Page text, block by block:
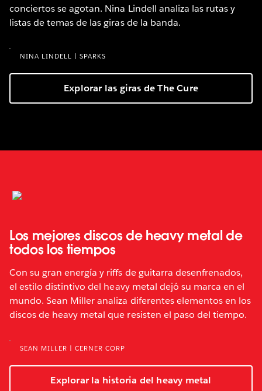
conciertos se agotan. Nina Lindell analiza las rutas y
listas de temas de las giras de la banda.
NINA LINDELL | SPARKS
Explorar las giras de The Cure
Los mejores discos de heavy metal de
todos los tiempos
Con su gran energía y riffs de guitarra desenfrenados,
el estilo distintivo del heavy metal dejó su marca en el
mundo. Sean Miller analiza diferentes elementos en los
discos de heavy metal que resisten el paso del tiempo.
SEAN MILLER | CERNER CORP
Explorar la historia del heavy metal